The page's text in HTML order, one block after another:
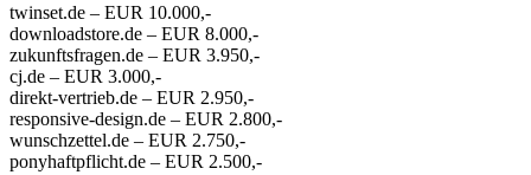
twinset.de – EUR 10.000,-
downloadstore.de – EUR 8.000,-
zukunftsfragen.de – EUR 3.950,-
cj.de – EUR 3.000,-
direkt-vertrieb.de – EUR 2.950,-
responsive-design.de – EUR 2.800,-
wunschzettel.de – EUR 2.750,-
ponyhaftpflicht.de – EUR 2.500,-